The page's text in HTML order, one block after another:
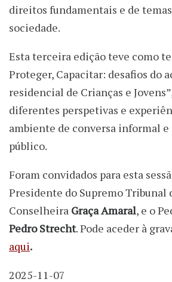
direitos fundamentais e de
sociedade.
Esta terceira edição teve como
Proteger, Capacitar: desafios do
residencial de Crianças e
diferentes perspetivas e
ambiente de conversa informal
público.
Foram convidados para esta
Presidente do Supremo Tribunal
Conselheira Graça Amaral, e o
Pedro Strecht. Pode aceder à
aqui.
2025-11-07